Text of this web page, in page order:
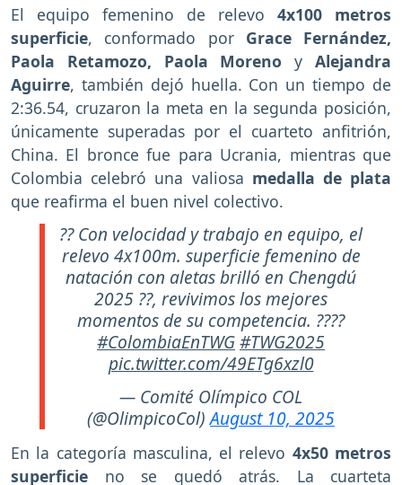
El equipo femenino de relevo 4x100 metros
superficie, conformado por Grace Fernández,
Paola Retamozo, Paola MorenoyAlejandra
Aguirre, también dejó huella. Con un tiempo de
2:36.54, cruzaron la meta en la segunda posición,
únicamente superadas por el cuarteto anfitrión,
China. El bronce fue para Ucrania, mientras que
Colombia celebró una valiosa medalla de plata
que reafirma el buen nivel colectivo.
?? Con velocidad y trabajo en equipo, el
relevo 4x100m. superficie femenino de
natación con aletas brilló en Chengdú
2025 ??, revivimos los mejores
momentos de su competencia. ????
#ColombiaEnTWG#TWG2025
pic.twitter.com/49ETg6xzl0
— Comité Olímpico COL
(@OlimpicoCol)August 10, 2025
En la categoría masculina, el relevo 4x50 metros
superficie no se quedó atrás. La cuarteta